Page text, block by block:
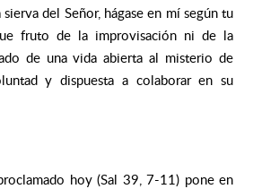
del Señor, hágase en mí según tu
fruto de la improvisación ni de la
de una vida abierta al misterio de
y dispuesta a colaborar en su
hoy (Sal 39, 7-11) pone en